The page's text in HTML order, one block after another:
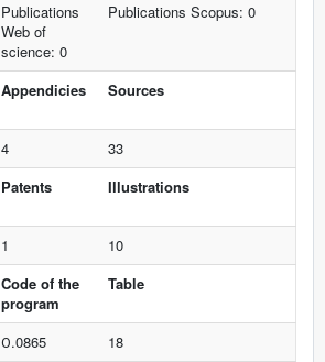
Publications
Web of
science: 0
Publications Scopus: 0
Appendicies Sources
4
33
Patents Illustrations
1
10
Code of the
program
Table
О.0865
18